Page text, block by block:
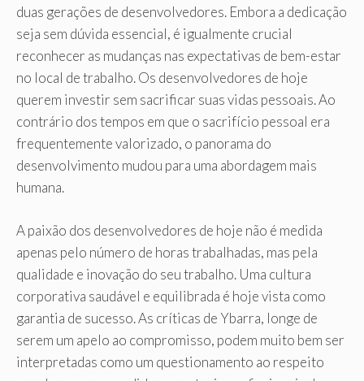
duas gerações de desenvolvedores. Embora a dedicação
seja sem dúvida essencial, é igualmente crucial
reconhecer as mudanças nas expectativas de bem-estar
no local de trabalho. Os desenvolvedores de hoje
querem investir sem sacrificar suas vidas pessoais. Ao
contrário dos tempos em que o sacrifício pessoal era
frequentemente valorizado, o panorama do
desenvolvimento mudou para uma abordagem mais
humana.
A paixão dos desenvolvedores de hoje não é medida
apenas pelo número de horas trabalhadas, mas pela
qualidade e inovação do seu trabalho. Uma cultura
corporativa saudável e equilibrada é hoje vista como
garantia de sucesso. As críticas de Ybarra, longe de
serem um apelo ao compromisso, podem muito bem ser
interpretadas como um questionamento ao respeito